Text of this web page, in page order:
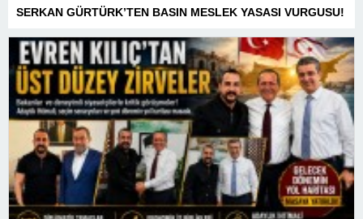
SERKAN GÜRTÜRK’TEN BASIN MESLEK YASASI VURGUSU!